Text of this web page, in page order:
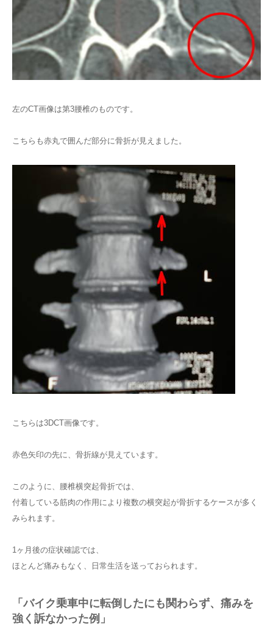
左のCT画像は第3腰椎のものです。
こちらも赤丸で囲んだ部分に骨折が見えました。
こちらは3DCT画像です。
赤色矢印の先に、骨折線が見えています。
このように、腰椎横突起骨折では、
付着している筋肉の作用により複数の横突起が骨折するケースが多く
みられます。
1ヶ月後の症状確認では、
ほとんど痛みもなく、日常生活を送っておられます。
「バイク乗車中に転倒したにも関わらず、痛みを
強く訴なかった例」